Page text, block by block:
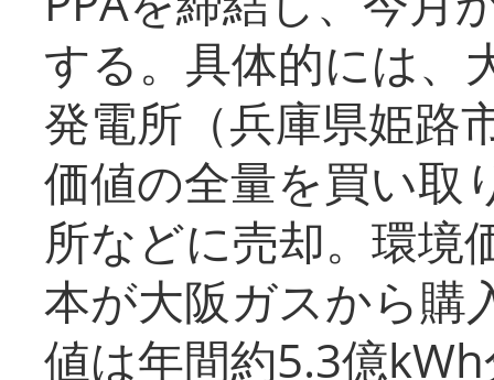
する。具体的には、
発電所（兵庫県姫路
価値の全量を買い取
所などに売却。環境
本が大阪ガスから購
値は年間約5.3億